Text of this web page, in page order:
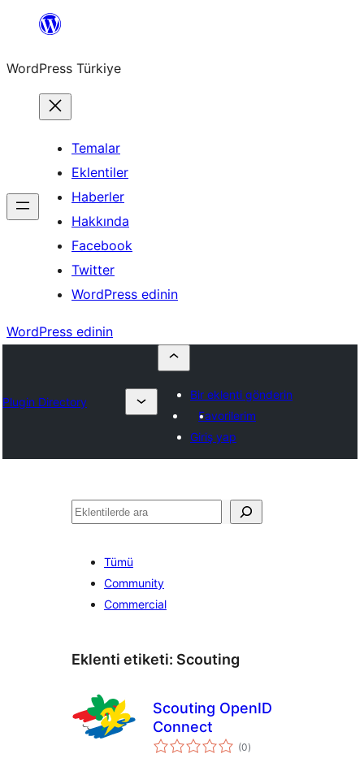
İçeriğe
WordPress Türkiye
Temalar
Eklentiler
Haberler
Hakkında
Facebook
Twitter
WordPress edinin
WordPress edinin
Plugin Directory
Bir eklenti gönderin
Favorilerim
Giriş yap
Ara
Tümü
Community
Commercial
Eklenti etiketi: Scouting
Scouting OpenID
Connect
(0toplam
puan
)